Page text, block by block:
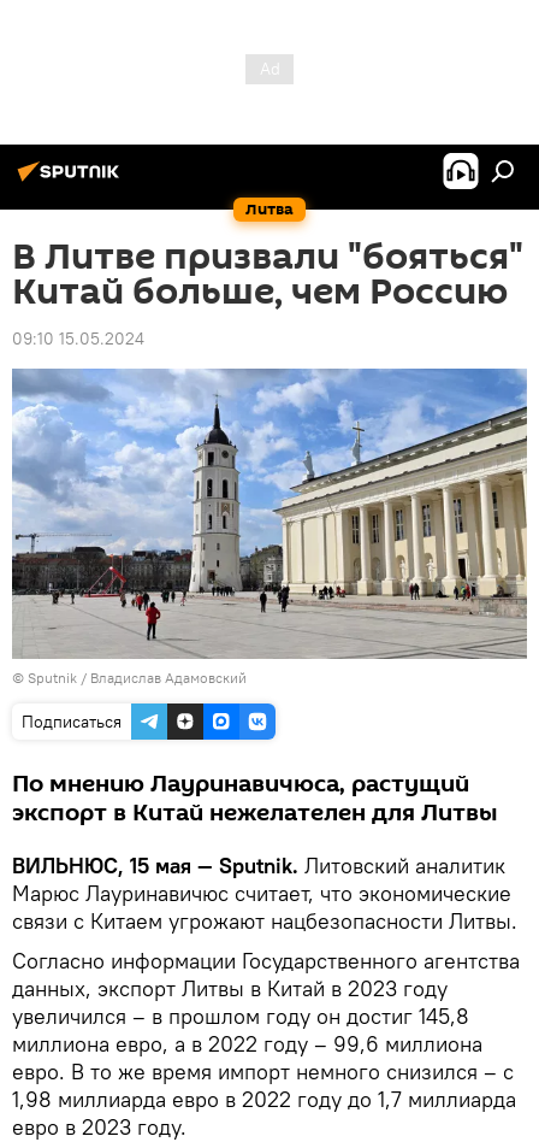
Литва
В Литве призвали "бояться"
Китай больше, чем Россию
09:10 15.05.2024
© Sputnik / Владислав Адамовский
Подписаться
По мнению Лауринавичюса, растущий
экспорт в Китай нежелателен для Литвы
ВИЛЬНЮС, 15 мая — Sputnik. Литовский аналитик
Марюс Лауринавичюс считает, что экономические
связи с Китаем угрожают нацбезопасности Литвы.
Согласно информации Государственного агентства
данных, экспорт Литвы в Китай в 2023 году
увеличился – в прошлом году он достиг 145,8
миллиона евро, а в 2022 году – 99,6 миллиона
евро. В то же время импорт немного снизился – с
1,98 миллиарда евро в 2022 году до 1,7 миллиарда
евро в 2023 году.